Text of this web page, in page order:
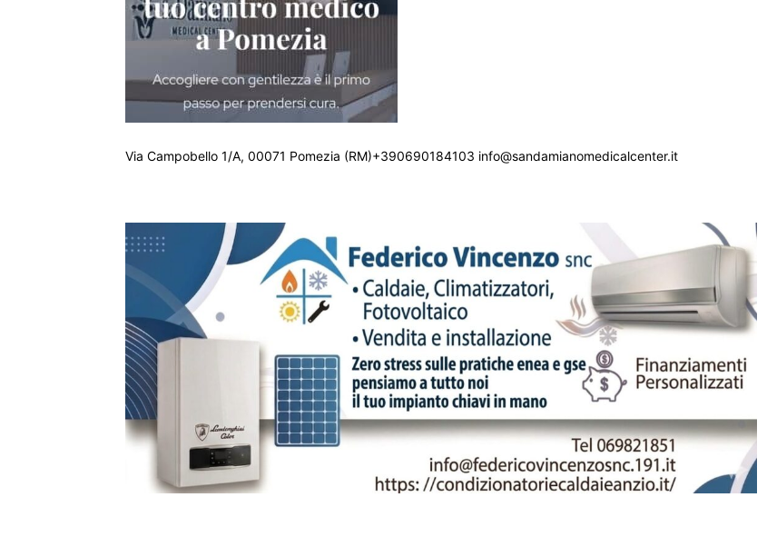
Via Campobello 1/A, 00071 Pomezia (RM)+390690184103 info@sandamianomedicalcenter.it